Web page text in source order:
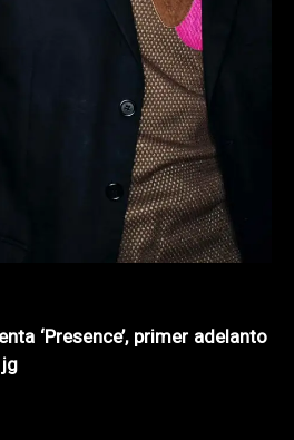
‘Presence’, primer adelanto